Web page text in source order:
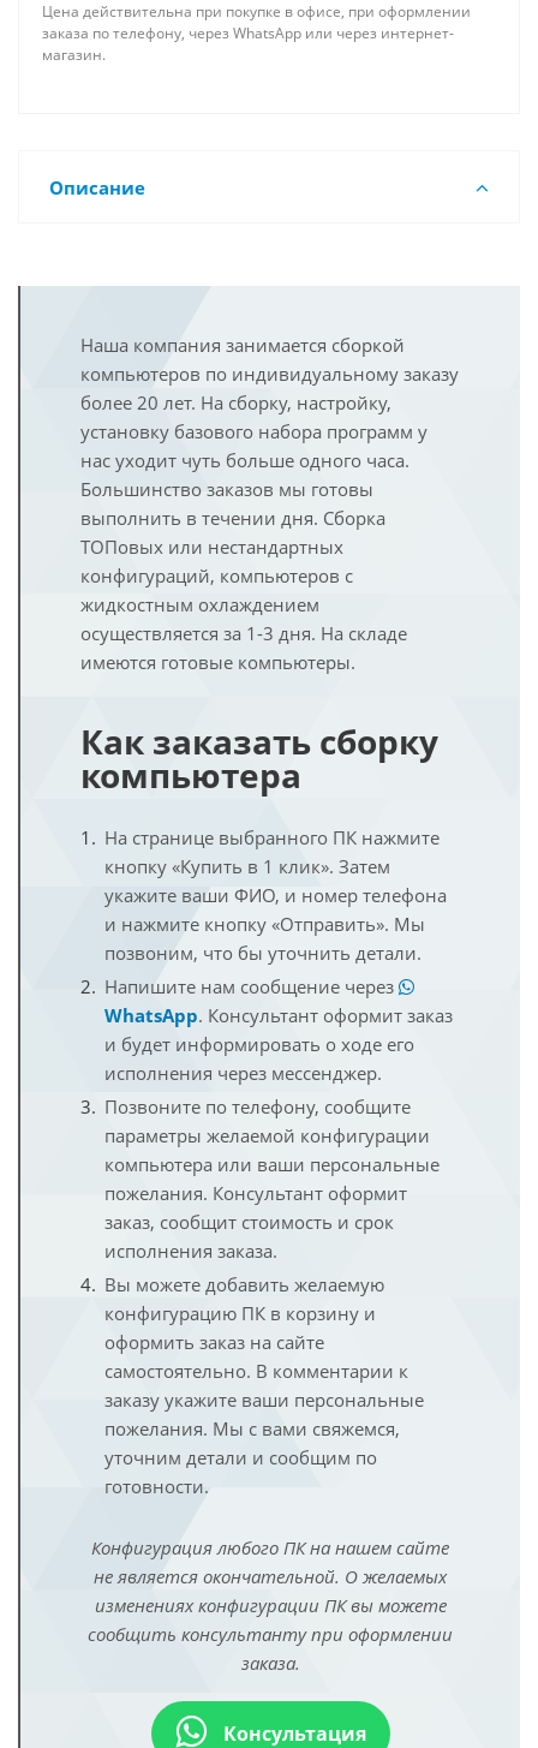
Цена действительна при покупке в офисе, при оформлении
заказа по телефону, через WhatsApp или через интернет-
магазин.
Описание
Наша компания занимается сборкой
компьютеров по индивидуальному заказу
более 20 лет. На сборку, настройку,
установку базового набора программ у
нас уходит чуть больше одного часа.
Большинство заказов мы готовы
выполнить в течении дня. Сборка
ТОПовых или нестандартных
конфигураций, компьютеров с
жидкостным охлаждением
осуществляется за 1-3 дня. На складе
имеются готовые компьютеры.
Как заказать сборку
компьютера
На странице выбранного ПК нажмите
кнопку «Купить в 1 клик». Затем
укажите ваши ФИО, и номер телефона
и нажмите кнопку «Отправить». Мы
позвоним, что бы уточнить детали.
Напишите нам сообщение через
WhatsApp. Консультант оформит заказ
и будет информировать о ходе его
исполнения через мессенджер.
Позвоните по телефону, сообщите
параметры желаемой конфигурации
компьютера или ваши персональные
пожелания. Консультант оформит
заказ, сообщит стоимость и срок
исполнения заказа.
Вы можете добавить желаемую
конфигурацию ПК в корзину и
оформить заказ на сайте
самостоятельно. В комментарии к
заказу укажите ваши персональные
пожелания. Мы с вами свяжемся,
уточним детали и сообщим по
готовности.
Конфигурация любого ПК на нашем сайте
не является окончательной. О желаемых
изменениях конфигурации ПК вы можете
сообщить консультанту при оформлении
заказа.
Консультация